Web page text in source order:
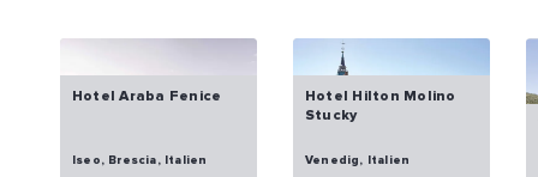
Hotel Araba Fenice
Iseo, Brescia, Italien
Hotel Hilton Molino
Stucky
Venedig, Italien